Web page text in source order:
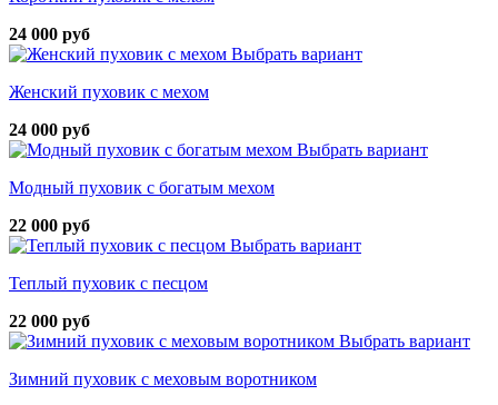
24 000 руб
Выбрать вариант
Женский пуховик с мехом
24 000 руб
Выбрать вариант
Модный пуховик с богатым мехом
22 000 руб
Выбрать вариант
Теплый пуховик с песцом
22 000 руб
Выбрать вариант
Зимний пуховик с меховым воротником